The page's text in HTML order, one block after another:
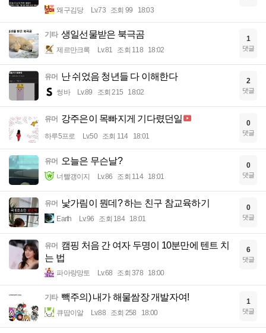
왜구김당 Lv.73 조회 99 18:03
기타 생일선물받은 북극곰
제르만크록 Lv.81 조회 118 18:02
1
댓글
유머 난 쉬었음 청년들 다 이해한다
썽바 Lv.89 조회 215 18:02
2
댓글
유머 강주은이 목빠지게 기다렸던일
하루5프로 Lv.50 조회 114 18:01
0
댓글
유머 오늘은 무슨날?
너빨갱이지 Lv.86 조회 114 18:01
0
댓글
유머 낯가림이 뭔데? 하는 친구 참교육하기
Earth Lv.96 조회 184 18:01
0
댓글
유머 캠핑 처음 간 여자 두명이 10분만에 텐트 치
는 법
파아랑망토 Lv.68 조회 378 18:00
6
댓글
기타 빽주의) 내가 해물쌈장 개발자여!
큐땁이알 Lv.88 조회 258 18:00
1
댓글